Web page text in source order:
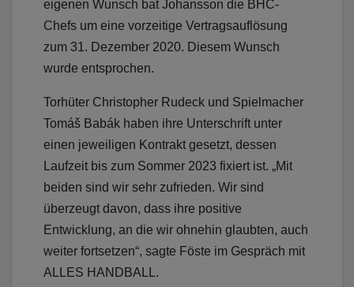
eigenen Wunsch bat Johansson die BHC-
Chefs um eine vorzeitige Vertragsauflösung
zum 31. Dezember 2020. Diesem Wunsch
wurde entsprochen.
Torhüter Christopher Rudeck und Spielmacher
Tomáš Babák haben ihre Unterschrift unter
einen jeweiligen Kontrakt gesetzt, dessen
Laufzeit bis zum Sommer 2023 fixiert ist. „Mit
beiden sind wir sehr zufrieden. Wir sind
überzeugt davon, dass ihre positive
Entwicklung, an die wir ohnehin glaubten, auch
weiter fortsetzen“, sagte Föste im Gespräch mit
ALLES HANDBALL.